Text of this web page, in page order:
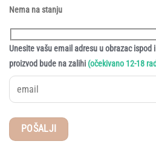
Nema na stanju
Unesite vašu email adresu u obrazac
proizvod bude na zalihi (očekivano 12-18